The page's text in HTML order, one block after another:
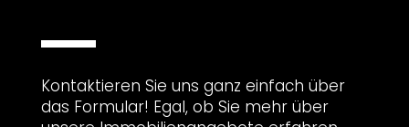
Kontaktieren Sie uns ganz einfach über
das Formular! Egal, ob Sie mehr über